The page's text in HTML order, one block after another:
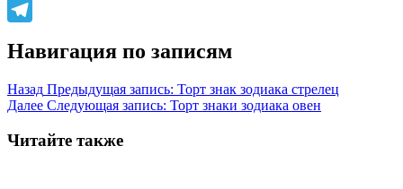
WhatsApp
Навигация по записям
Назад Предыдущая запись: Торт знак зодиака стрелец
Далее Следующая запись: Торт знаки зодиака овен
Читайте также